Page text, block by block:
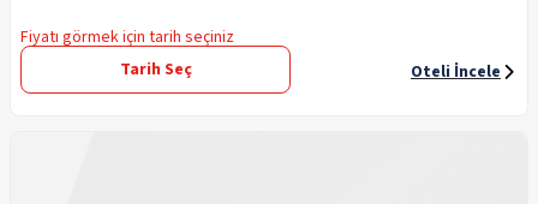
Fiyatı görmek için tarih seçiniz
Tarih Seç
Oteli İncele